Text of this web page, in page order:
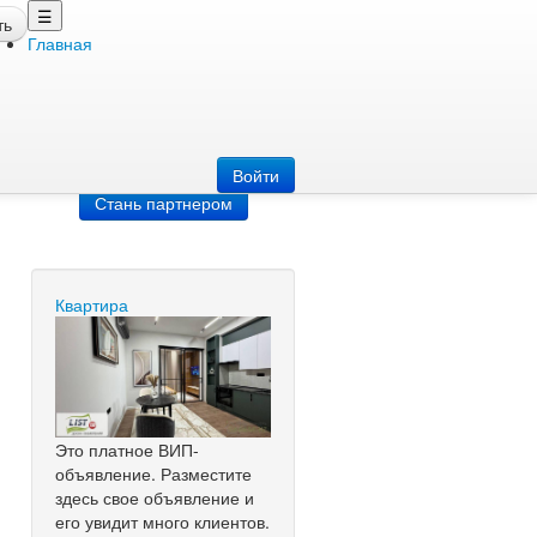
☰
Главная
Войти
Стань партнером
Квартира
Это платное ВИП-
объявление. Разместите
здесь свое объявление и
его увидит много клиентов.